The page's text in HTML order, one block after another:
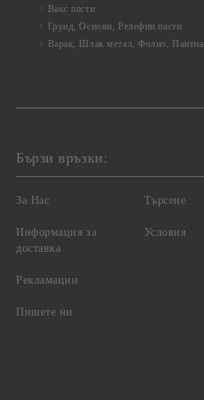
Вакс пасти
Грунд, Основи, Релефни пасти
Варак, Шлак метал, Фолио, Пантна
Бързи връзки:
За Нас
Информация за
доставка
Рекламации
Пишете ни
Търсене
Условия